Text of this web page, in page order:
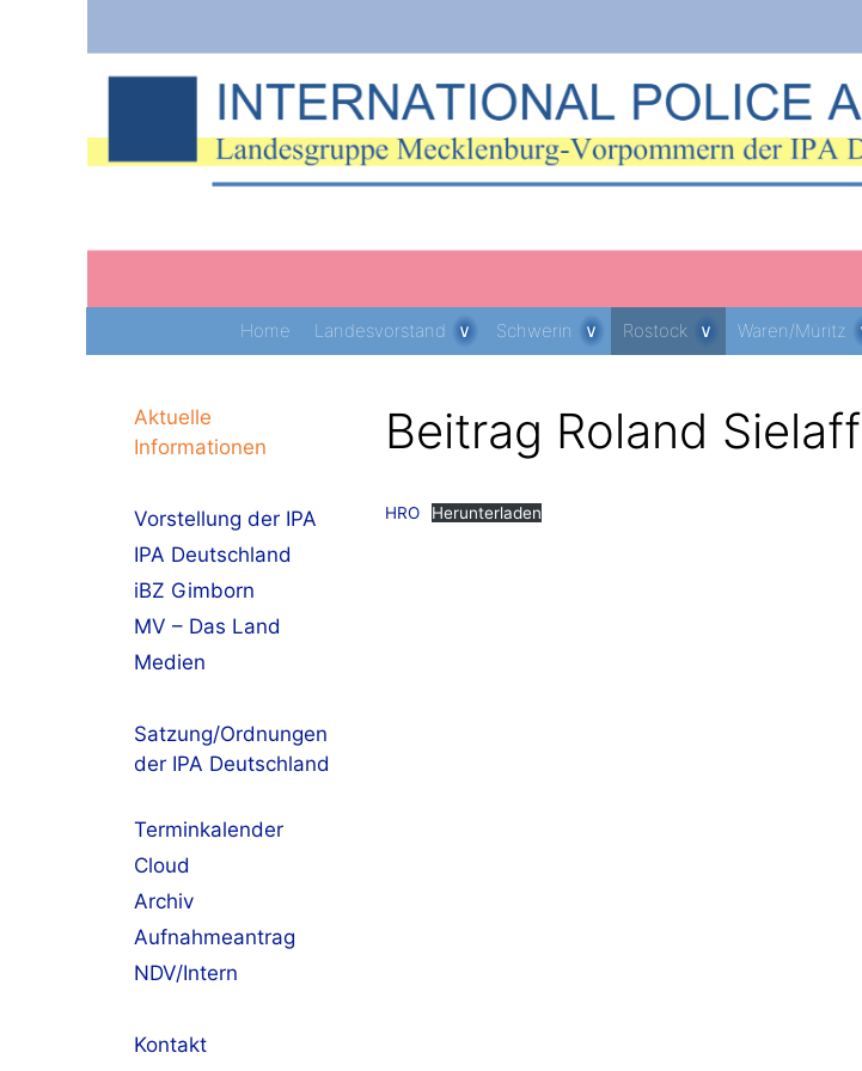
Home Landesvorstand Schwerin Rostock Waren/Müritz
Beitrag Roland Sielaff
HRO Herunterladen
Aktuelle
Informationen
Vorstellung der IPA
IPA Deutschland
iBZ Gimborn
MV – Das Land
Medien
Satzung/Ordnungen
der IPA Deutschland
Terminkalender
Cloud
Archiv
Aufnahmeantrag
NDV/Intern
Kontakt